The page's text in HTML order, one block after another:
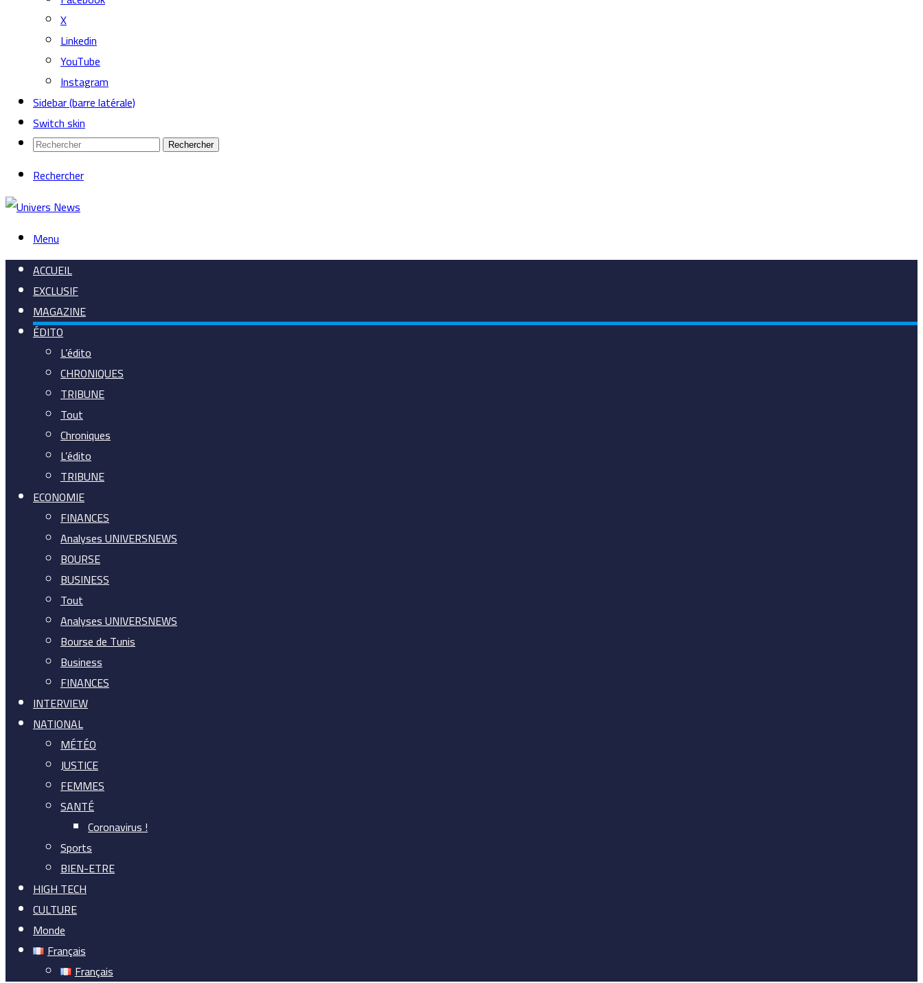
X
Linkedin
YouTube
Instagram
Sidebar (barre latérale)
Switch skin
Rechercher
Rechercher
Menu
ACCUEIL
EXCLUSIF
MAGAZINE
ÉDITO
L’édito
CHRONIQUES
TRIBUNE
Tout
Chroniques
L’édito
TRIBUNE
ECONOMIE
FINANCES
Analyses UNIVERSNEWS
BOURSE
BUSINESS
Tout
Analyses UNIVERSNEWS
Bourse de Tunis
Business
FINANCES
INTERVIEW
NATIONAL
MÉTÉO
JUSTICE
FEMMES
SANTÉ
Coronavirus !
Sports
BIEN-ETRE
HIGH TECH
CULTURE
Monde
Français
Français